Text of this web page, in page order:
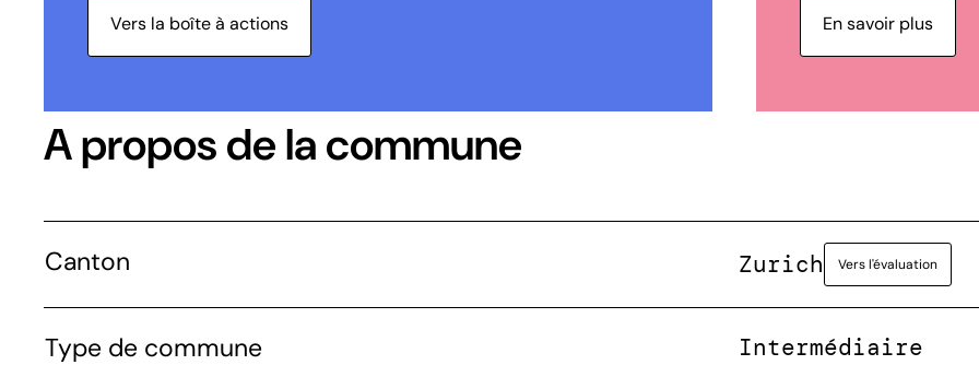
Vers la boîte à actions En savoir plus
A propos de la commune
Canton Zurich Vers l'évaluation
Type de commune Intermédiaire